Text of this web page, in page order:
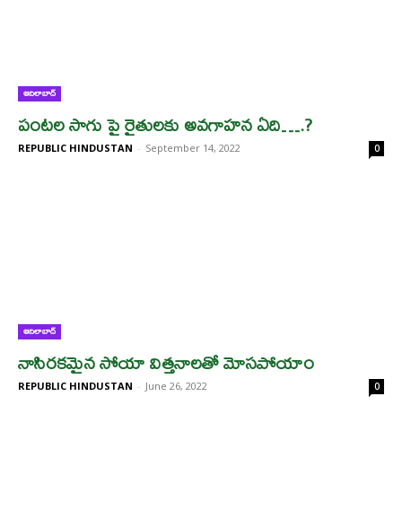
ఆదిలాబాద్
పంటల సాగు పై రైతులకు అవగాహన ఏది….?
REPUBLIC HINDUSTAN - September 14, 2022 0
ఆదిలాబాద్
నాసిరకమైన సోయా విత్తనాలతో మోసపోయాం
REPUBLIC HINDUSTAN - June 26, 2022 0